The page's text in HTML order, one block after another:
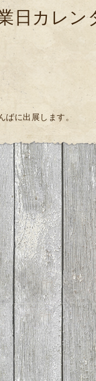
日カレン
ばに出展します。